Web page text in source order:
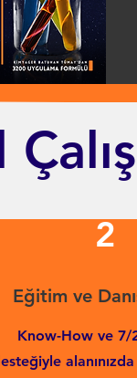
2
Eğitim ve
Know-How ve 7/